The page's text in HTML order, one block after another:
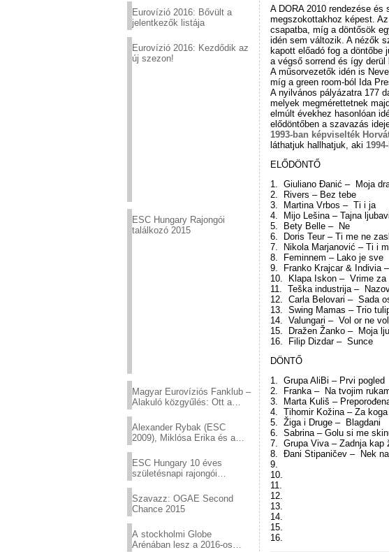
Eurovízió 2016: Bővült a
jelentkezők listája
Eurovízió 2016: Kezdődik az
új szezon!
ESC Hungary Rajongói
találkozó 2015
Magyar Eurovíziós Fanklub –
Alakuló közgyűlés: Ott a
Alexander Rybak (ESC
2009), Miklósa Erika és a
sztárjai a Margitszigeten
ESC Hungary 10 éves
születésnapi rajongói
Szavazz: OGAE Second
Chance 2015
A stockholmi Globe
Arénában lesz a 2016-os
A DORA 2010 rendezése
megszokottakhoz képest.
csapatba, míg a döntősök
idén sem változik. A nézők
kapott előadó fog a döntőbe
a végső sorrend és így
A műsorvezetők idén is
míg a green room-ból Ida
A nyilvános pályázatra 177
melyek megmérettetnek
elmúlt évekhez hasonlóan
elődöntőben a szavazás
1993-ban képviselték
láthatjuk hallhatjuk, aki
ELŐDÖNTŐ
1. Giuliano Đanić – Moja
2. Rivers – Bez tebe
3. Martina Vrbos – Ti i ja
4. Mijo Lešina – Tajna ljubavi
5. Bety Belle – Ne
6. Doris Teur – Ti me ne
7. Nikola Marjanović – Ti i
8. Feminnem – Lako je sve
9. Franko Krajcar & Indivia
10. Klapa Iskon – Vrime za
11. Teška industrija –
12. Carla Belovari – Sada
13. Swing Mamas – Trio
14. Valungari – Vol or ne vol
15. Dražen Žanko – Moja
16. Filip Dizdar – Sunce
DÖNTŐ
1. Grupa AliBi – Prvi pogled
2. Franka – Na tvojim
3. Marta Kuliš –
4. Tihomir Kožina – Za
5. Žiga i Druge – Blagdani
6. Sabrina – Golu si me
7. Grupa Viva – Zadnja kap
8. Đani Stipaničev – Nek
9.
10.
11.
12.
13.
14.
15.
16.